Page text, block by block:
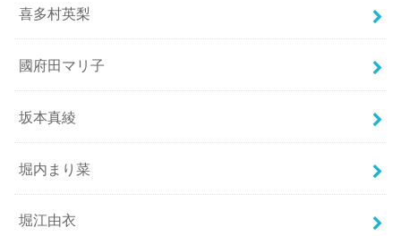
喜多村英梨
國府田マリ子
坂本真綾
堀内まり菜
堀江由衣